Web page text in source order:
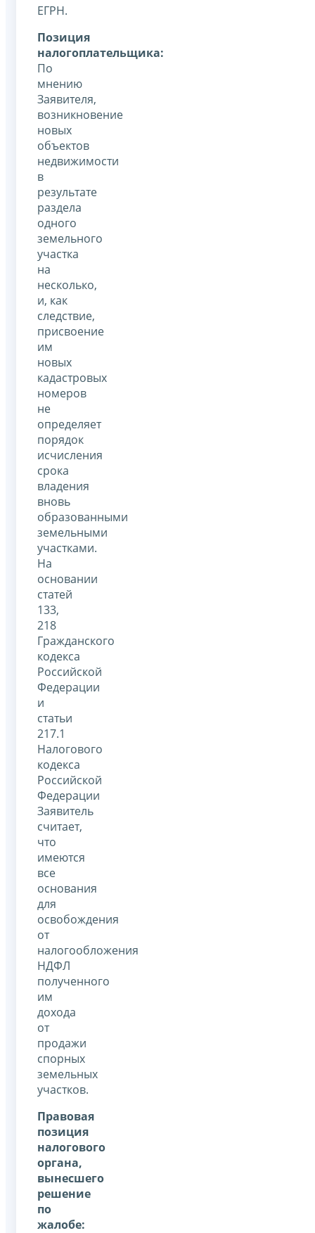
ЕГРН.
Позиция
налогоплательщика:
По
мнению
Заявителя,
возникновение
новых
объектов
недвижимости
в
результате
раздела
одного
земельного
участка
на
несколько,
и, как
следствие,
присвоение
им
новых
кадастровых
номеров
не
определяет
порядок
исчисления
срока
владения
вновь
образованными
земельными
участками.
На
основании
статей
133,
218
Гражданского
кодекса
Российской
Федерации
и
статьи
217.1
Налогового
кодекса
Российской
Федерации
Заявитель
считает,
что
имеются
все
основания
для
освобождения
от
налогообложения
НДФЛ
полученного
им
дохода
от
продажи
спорных
земельных
участков.
Правовая
позиция
налогового
органа,
вынесшего
решение
по
жалобе: